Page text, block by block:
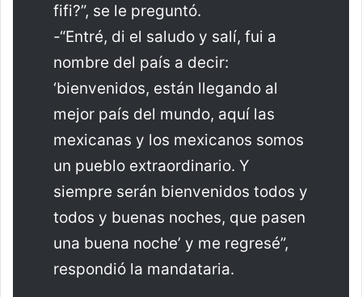
fifi?”, se le preguntó.
-“Entré, di el saludo y salí, fui a
nombre del país a decir:
‘bienvenidos, están llegando al
mejor país del mundo, aquí las
mexicanas y los mexicanos somos
un pueblo extraordinario. Y
siempre serán bienvenidos todos y
todos y buenas noches, que pasen
una buena noche’ y me regresé”,
respondió la mandataria.